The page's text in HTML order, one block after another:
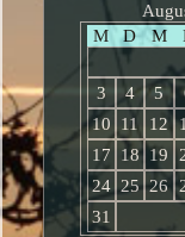
M
D M
3
4 5
10
11 12
17
18 19
24 25 26
31